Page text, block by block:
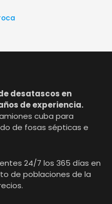
desatascos en
de experiencia.
cuba para
de fosas sépticas e
24/7 los 365 días en
de poblaciones de la